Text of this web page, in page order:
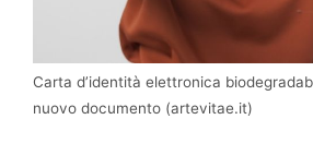
Carta d’identità elettronica
nuovo documento (artevitae.it)